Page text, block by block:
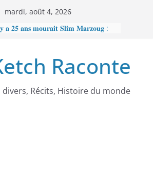
mardi, août 4, 2026
𝐲 𝐚 𝟐𝟓 𝐚𝐧𝐬 𝐦𝐨𝐮𝐫𝐚𝐢𝐭 𝐒𝐥𝐢𝐦 𝐌𝐚𝐫𝐳𝐨𝐮𝐠 :
𝐍𝐝𝐢-𝐒𝐚𝐦𝐛𝐚, 𝐥𝐞 𝐛𝐚̂𝐭𝐢𝐬𝐬𝐞𝐮𝐫 𝐝’𝐞́𝐜𝐨𝐥𝐞𝐬
𝐭𝐨𝐭𝐚𝐥 𝐚̀ 𝐑𝐞𝐛𝐞𝐜𝐜𝐚 𝐄𝐧𝐨𝐧𝐜𝐡𝐨𝐧𝐠
𝐈𝐞𝐫 – 𝐋𝐞 𝐩𝐫𝐞𝐦𝐢𝐞𝐫 𝐨𝐫𝐝𝐢𝐧𝐚𝐭𝐞𝐮𝐫
Raconte
divers, Récits, Histoire du monde